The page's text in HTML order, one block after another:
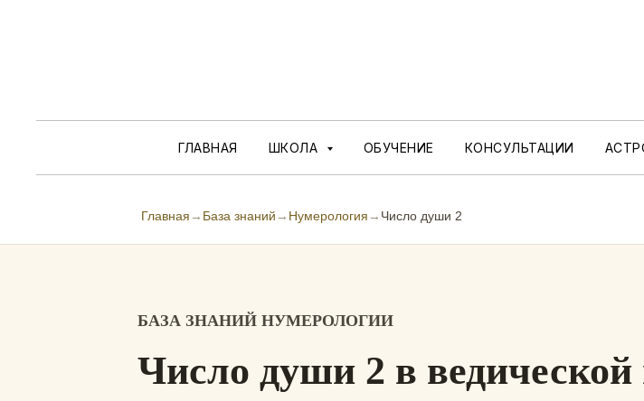
ГЛАВНАЯ ШКОЛА ОБУЧЕНИЕ КОНСУЛЬТАЦИИ
Главная → База знаний → Нумерология → Число души 2
БАЗА ЗНАНИЙ НУМЕРОЛОГИИ
Число души 2 в ведической